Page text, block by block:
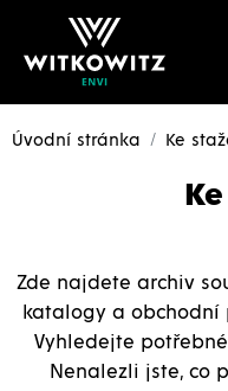
Úvodní stránka Ke
Zde najdete archiv
katalogy a obchodní
Vyhledejte
Nenalezli jste, co